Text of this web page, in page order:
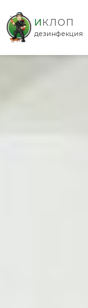
дезинфекция